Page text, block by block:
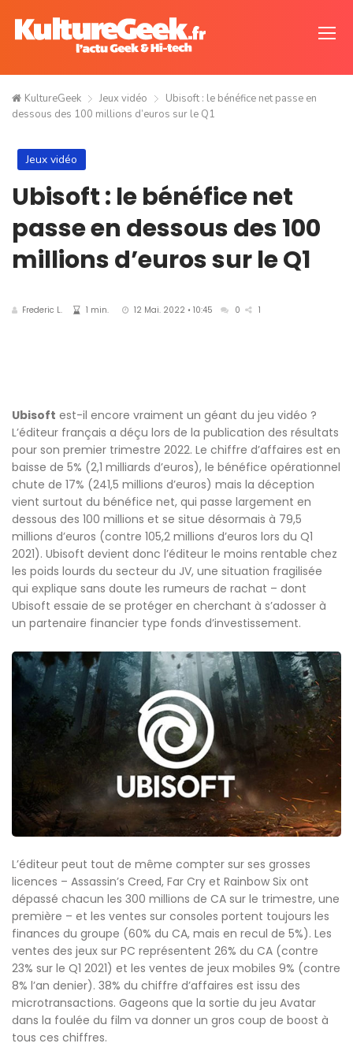
KultureGeek Jeux vidéo
Ubisoft : le bénéfice net passe en
dessous des 100 millions d’euros sur le Q1
Jeux vidéo
Ubisoft : le bénéfice net
passe en dessous des 100
millions d’euros sur le Q1
Frederic L. 1 min. 12 Mai. 2022 • 10:45 0 1
Ubisoft est-il encore vraiment un géant du jeu vidéo ?
L’éditeur français a déçu lors de la publication des résultats
pour son premier trimestre 2022. Le chiffre d’affaires est en
baisse de 5% (2,1 milliards d’euros), le bénéfice opérationnel
chute de 17% (241,5 millions d’euros) mais la déception
vient surtout du bénéfice net, qui passe largement en
dessous des 100 millions et se situe désormais à 79,5
millions d’euros (contre 105,2 millions d’euros lors du Q1
2021). Ubisoft devient donc l’éditeur le moins rentable chez
les poids lourds du secteur du JV, une situation fragilisée
qui explique sans doute les rumeurs de rachat – dont
Ubisoft essaie de se protéger en cherchant à s’adosser à
un partenaire financier type fonds d’investissement.
L’éditeur peut tout de même compter sur ses grosses
licences – Assassin’s Creed, Far Cry et Rainbow Six ont
dépassé chacun les 300 millions de CA sur le trimestre, une
première – et les ventes sur consoles portent toujours les
finances du groupe (60% du CA, mais en recul de 5%). Les
ventes des jeux sur PC représentent 26% du CA (contre
23% sur le Q1 2021) et les ventes de jeux mobiles 9% (contre
8% l’an denier). 38% du chiffre d’affaires est issu des
microtransactions. Gageons que la sortie du jeu Avatar
dans la foulée du film va donner un gros coup de boost à
tous ces chiffres.